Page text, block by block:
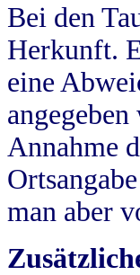
Bei den
Herkunft.
eine
Annahme
man aber